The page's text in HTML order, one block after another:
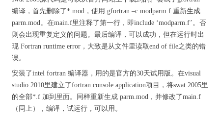
编译，首先删除了*.mod，使用 gfortran –c modparm.f 重新生成
parm.mod。在main.f里注释了第一行，即include ‘modparm.f’。否
则会出现重复定义的问题。最后编译，可以成功，但在运行时出
现 Fortran runtime error，大致是从文件里读取end of file之类的错
误。
安装了intel fortran 编译器，用的是官方的30天试用版。在visual
studio 2010里建立了fortran console application项目，将swat 2005里
的全部*.f 加到里面。同样重新生成 parm.mod，并修改了main.f
（同上），编译，试运行，可以用。